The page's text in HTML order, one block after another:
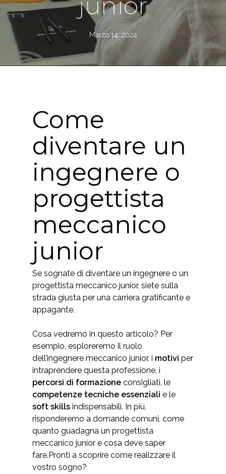
Marzo 14, 2024
Come
diventare un
ingegnere o
progettista
meccanico
junior
Se sognate di diventare un ingegnere o un
progettista meccanico junior, siete sulla
strada giusta per una carriera gratificante e
appagante.
Cosa vedremo in questo articolo? Per
esempio, esploreremo il ruolo
dell’ingegnere meccanico junior, i motiviper
intraprendere questa professione, i
percorsi di formazioneconsigliati, le
competenze tecniche essenziali e le
soft skills indispensabili. In più,
risponderemo a domande comuni, come
quanto guadagna un progettista
meccanico junior e cosa deve saper
fare.Pronti a scoprire come realizzare il
vostro sogno?